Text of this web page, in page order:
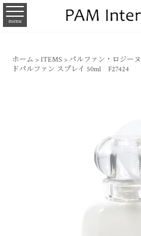
menu
ホーム > ITEMS > パルファン・ロジー
ドパルファン スプレイ 50ml F27424